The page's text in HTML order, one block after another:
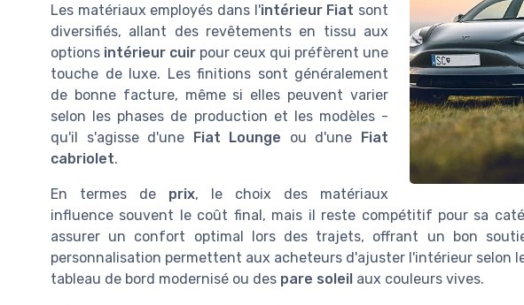
Les matériaux employés dans l'intérieur Fiat sont
diversifiés, allant des revêtements en tissu aux
options intérieur cuir pour ceux qui préfèrent une
touche de luxe. Les finitions sont généralement
de bonne facture, même si elles peuvent varier
selon les phases de production et les modèles -
qu'il s'agisse d'une Fiat Lounge ou d'une Fiat
cabriolet.
En termes de prix, le choix des matériaux
influence souvent le coût final, mais il reste compétitif pour sa
assurer un confort optimal lors des trajets, offrant un bon
personnalisation permettent aux acheteurs d'ajuster l'intérieur selon
tableau de bord modernisé ou des pare soleil aux couleurs vives.